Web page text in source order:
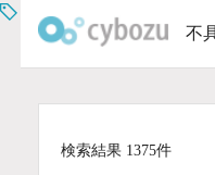
不
検索結果 1375件